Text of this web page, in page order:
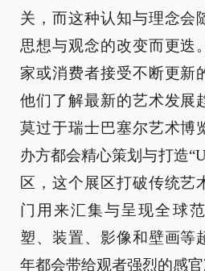
关，而这种认知与理念会
思想与观念的改变而更迭
家或消费者接受不断更新
他们了解最新的艺术发展
莫过于瑞士巴塞尔艺术博
办方都会精心策划与打造
区，这个展区打破传统艺
门用来汇集与呈现全球
塑、装置、影像和壁画等
年都会带给观者强烈的感官